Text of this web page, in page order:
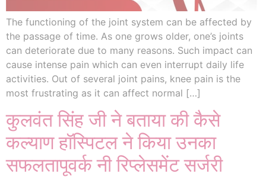
The functioning of the joint system can be affected by
the passage of time. As one grows older, one’s joints
can deteriorate due to many reasons. Such impact can
cause intense pain which can even interrupt daily life
activities. Out of several joint pains, knee pain is the
most frustrating as it can affect normal […]
कुलवंत सिंह जी ने बताया की कैसे
कल्याण हॉस्पिटल ने किया उनका
सफलतापूवर्क नी रिप्लेसमेंट सर्जरी